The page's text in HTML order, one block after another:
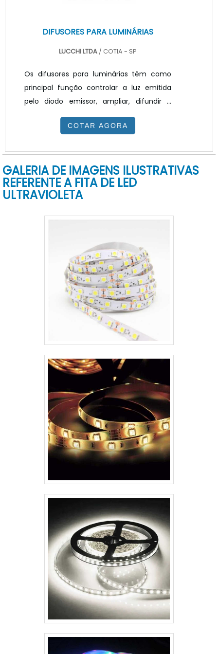
DIFUSORES PARA LUMINÁRIAS
LUCCHI LTDA / COTIA - SP
Os difusores para luminárias têm como
principal função controlar a luz emitida
pelo diodo emissor, ampliar, difundir e
garantir o devido controle de
ofuscamento visual. Eles são produtos
residências, espaços de varejo e locais de
trabalho, proporcionando melhor
aproveitamento do produto e garantindo
visibilidade. A utilização de difusores na
COTAR AGORA
GALERIA DE IMAGENS ILUSTRATIVAS
REFERENTE A FITA DE LED
ULTRAVIOLETA